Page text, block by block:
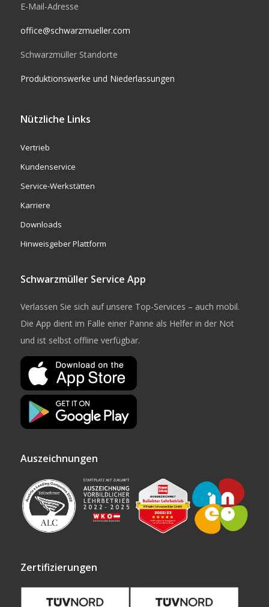
E-Mail-Adresse
office@schwarzmueller.com
Schwarzmüller Standorte
Produktionswerke und Niederlassungen
Nützliche Links
Vertrieb
Kundenservice
Service-Werkstätten
Karriere
Downloads
Hinweisgeber Plattform
Schwarzmüller Service App
Verlassen Sie sich auf unsere Top-Services – auch mobil.
Die App dient im Falle einer Panne als Helfer in der Not
und ist selbst offline verfügbar.
Auszeichnungen
Zertifizierungen